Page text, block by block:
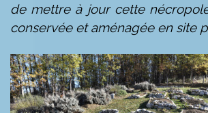
de mettre à jour cette
conservée et aménagée en site